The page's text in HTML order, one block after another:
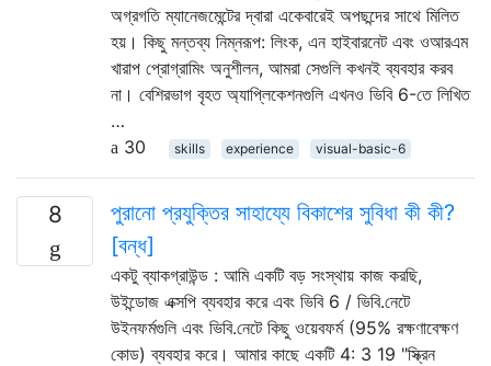
অগ্রগতি ম্যানেজমেন্টের দ্বারা একেবারেই অপছন্দের সাথে মিলিত
হয়। কিছু মন্তব্য নিম্নরূপ: লিংক, এন হাইবারনেট এবং ওআরএম
খারাপ প্রোগ্রামিং অনুশীলন, আমরা সেগুলি কখনই ব্যবহার করব
না। বেশিরভাগ বৃহত অ্যাপ্লিকেশনগুলি এখনও ভিবি 6-তে লিখিত
…
30
skills experience visual-basic-6
8
পুরানো প্রযুক্তির সাহায্যে বিকাশের সুবিধা কী কী?
[বন্ধ]
একটু ব্যাকগ্রাউন্ড : আমি একটি বড় সংস্থায় কাজ করছি,
উইন্ডোজ এক্সপি ব্যবহার করে এবং ভিবি 6 / ভিবি.নেটে
উইনফর্মগুলি এবং ভিবি.নেটে কিছু ওয়েবফর্ম (95% রক্ষণাবেক্ষণ
কোড) ব্যবহার করে। আমার কাছে একটি 4: 3 19 "স্ক্রিন